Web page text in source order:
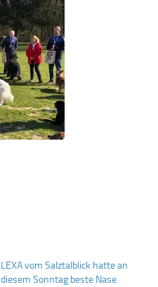
LEXA vom Salztalblick hatte an
diesem Sonntag beste Nase